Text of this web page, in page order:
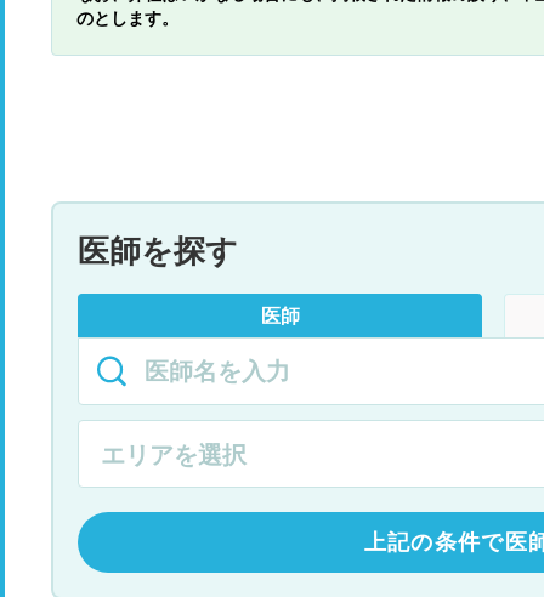
のとします。
医師を探す
医師
上記の条件で医